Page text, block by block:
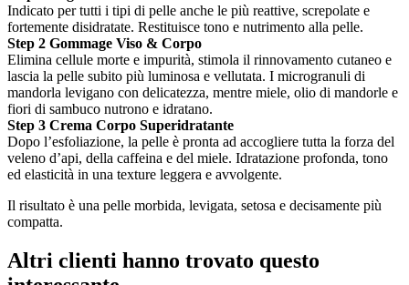
Indicato per tutti i tipi di pelle anche le più reattive, screpolate e
fortemente disidratate. Restituisce tono e nutrimento alla pelle.
Step 2 Gommage Viso & Corpo
Elimina cellule morte e impurità, stimola il rinnovamento cutaneo e
lascia la pelle subito più luminosa e vellutata. I microgranuli di
mandorla levigano con delicatezza, mentre miele, olio di mandorle e
fiori di sambuco nutrono e idratano.
Step 3 Crema Corpo Superidratante
Dopo l’esfoliazione, la pelle è pronta ad accogliere tutta la forza del
veleno d’api, della caffeina e del miele. Idratazione profonda, tono
ed elasticità in una texture leggera e avvolgente.
Il risultato è una pelle morbida, levigata, setosa e decisamente più
compatta.
Altri clienti hanno trovato questo